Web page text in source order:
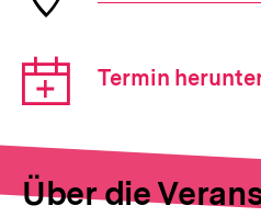
der
Link:
Termin
Über die